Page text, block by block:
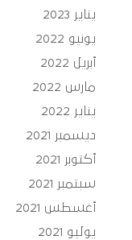
يناير 2023
يونيو 2022
أبريل 2022
مارس 2022
يناير 2022
ديسمبر 2021
أكتوبر 2021
سبتمبر 2021
أغسطس 2021
يوليو 2021